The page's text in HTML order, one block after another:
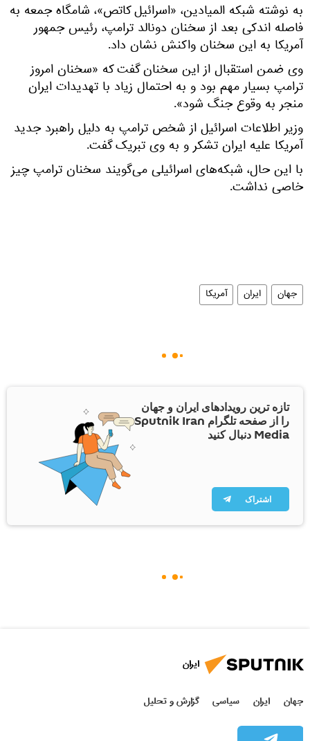
به نوشته شبکه المیادین، «اسرائیل کاتص»، شامگاه جمعه به
فاصله اندکی بعد از سخنان دونالد ترامپ، رئیس جمهور
آمریکا به این سخنان واکنش نشان داد.
وی ضمن استقبال از این سخنان گفت که «سخنان امروز
ترامپ بسیار مهم بود و به احتمال زیاد با تهدیدات ایران
منجر به وقوع جنگ شود».
وزیر اطلاعات اسرائیل از شخص ترامپ به دلیل راهبرد جدید
آمریکا علیه ایران تشکر و به وی تبریک گفت.
با این حال، شبکه‌های اسرائیلی می‌گویند سخنان ترامپ چیز
خاصی نداشت.
جهان ایران آمریکا
تازه ترین رویدادهای ایران و جهان
را از صفحه تلگرام Sputnik Iran
Media دنبال کنید
اشتراک
ایران
جهان ایران سیاسی گزارش و تحلیل